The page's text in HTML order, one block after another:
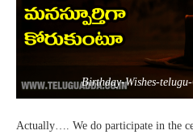
Birthday-Wishes-
Actually…. We do participate in the